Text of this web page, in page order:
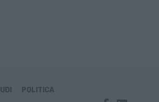
POLITICA